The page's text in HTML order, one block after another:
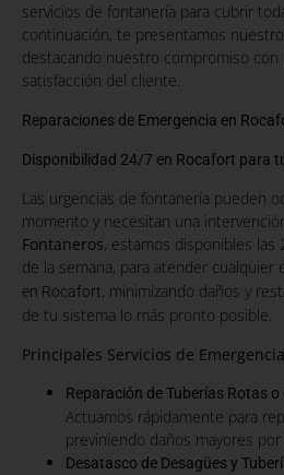
servicios de fontanería para cubrir
continuación, te presentamos
destacando nuestro compromiso con
satisfacción del cliente.
Reparaciones de Emergencia en
Disponibilidad 24/7 en Rocafort para
Las urgencias de fontanería pueden
momento y necesitan una
Fontaneros, estamos disponibles las
de la semana, para atender cualquier
en Rocafort, minimizando daños y
de tu sistema lo más pronto posible.
Principales Servicios de
Reparación de Tuberías Rotas
Actuamos rápidamente para
previniendo daños mayores por
Desatasco de Desagües y